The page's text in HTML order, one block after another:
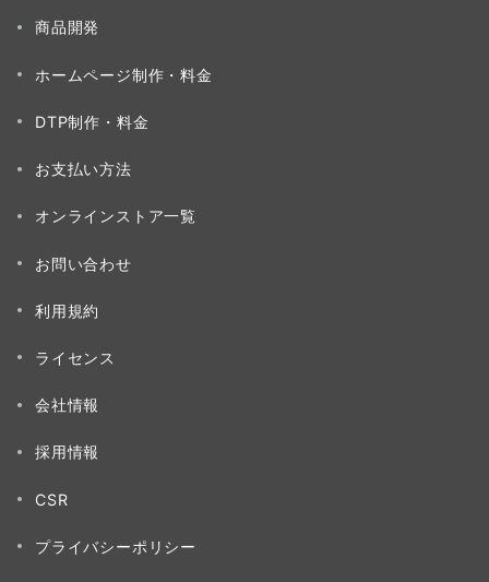
商品開発
ホームページ制作・料金
DTP制作・料金
お支払い方法
オンラインストア一覧
お問い合わせ
利用規約
ライセンス
会社情報
採用情報
CSR
プライバシーポリシー